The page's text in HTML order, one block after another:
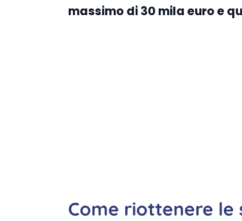
massimo di 30 mila euro e
Come riottenere